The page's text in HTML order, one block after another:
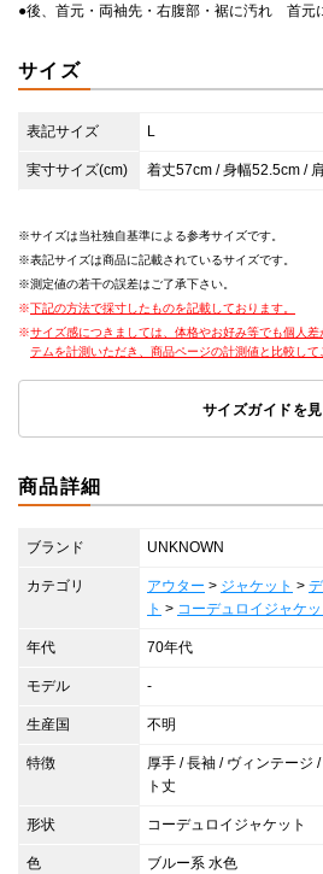
●後、首元・両袖先・右腹部・裾に汚れ 首元
サイズ
表記サイズ L
実寸サイズ(cm) 着丈57cm / 身幅52.5cm /
サイズは当社独自基準による参考サイズです。
表記サイズは商品に記載されているサイズです。
測定値の若干の誤差はご了承下さい。
下記の方法で採寸したものを記載しております。
サイズ感につきましては、体格やお好み等でも個人
テムを計測いただき、商品ページの計測値と比較して
サイズガイドを
商品詳細
ブランド UNKNOWN
カテゴリ アウター > ジャケット >
ト > コーデュロイジャケッ
年代 70年代
モデル -
生産国 不明
特徴
厚手 / 長袖 / ヴィンテージ
ト丈
形状 コーデュロイジャケット
色 ブルー系 水色